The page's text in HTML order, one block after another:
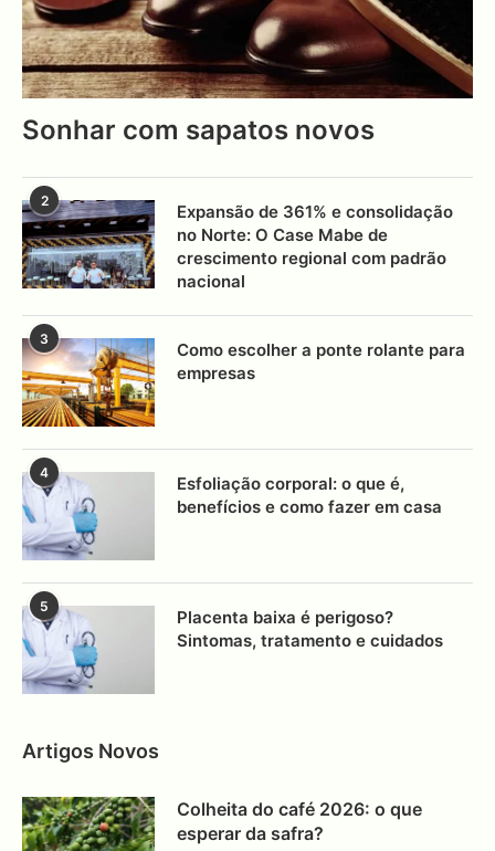
Sonhar com sapatos novos
2
Expansão de 361% e consolidação
no Norte: O Case Mabe de
crescimento regional com padrão
nacional
3
Como escolher a ponte rolante para
empresas
4
Esfoliação corporal: o que é,
benefícios e como fazer em casa
5
Placenta baixa é perigoso?
Sintomas, tratamento e cuidados
Artigos Novos
Colheita do café 2026: o que
esperar da safra?